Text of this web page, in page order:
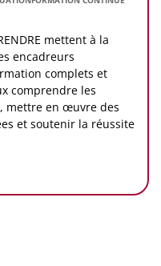
mettent à la
encadreurs
complets et
comprendre les
mettre en œuvre des
et soutenir la réussite